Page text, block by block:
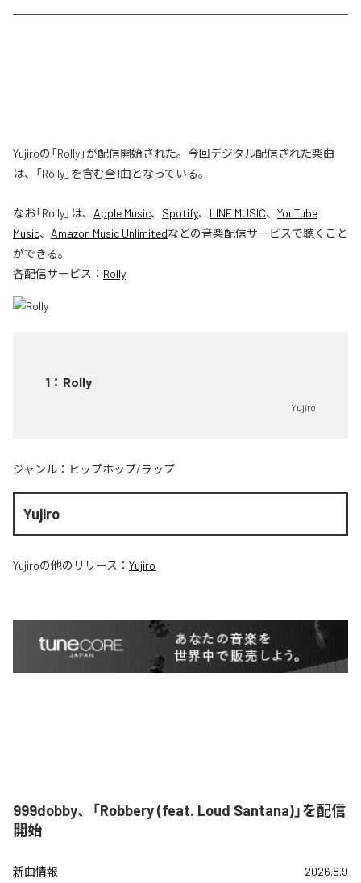
Yujiroの「Rolly」が配信開始された。今回デジタル配信された楽曲
は、「Rolly」を含む全1曲となっている。
なお「Rolly」は、 Apple Music、 Spotify、 LINE MUSIC、 YouTube
Music、 Amazon Music Unlimitedなどの音楽配信サービスで聴くこと
ができる。
各配信サービス： Rolly
1 ： Rolly
Yujiro
ジャンル： ヒップホップ/ラップ
Yujiro
Yujiroの他のリリース： Yujiro
999dobby、「Robbery (feat. Loud Santana)」を配信
開始
新曲情報 2026.8.9